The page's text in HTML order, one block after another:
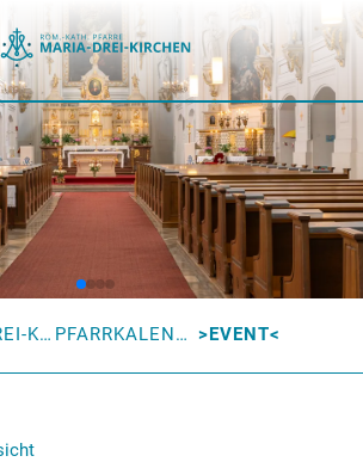
MARIA-DREI-KIRCHEN PFARRKALENDER EVENT